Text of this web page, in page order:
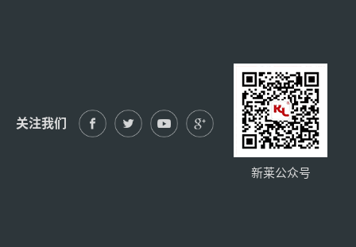
关注我们
新莱公众号